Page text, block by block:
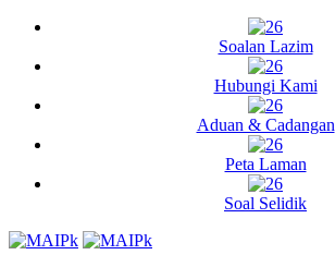
Soalan Lazim
Hubungi Kami
Aduan & Cadangan
Peta Laman
Soal Selidik